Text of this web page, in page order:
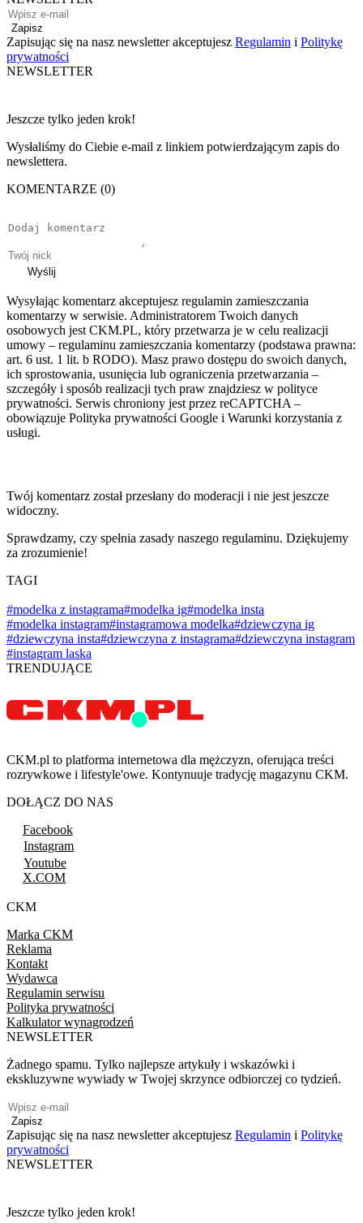
Zapisz
Zapisując się na nasz newsletter akceptujesz Regulamin i Politykę
prywatności
NEWSLETTER
Jeszcze tylko jeden krok!
Wysłaliśmy do Ciebie e-mail z linkiem potwierdzającym zapis do
newslettera.
KOMENTARZE (0)
Wyślij
Wysyłając komentarz akceptujesz regulamin zamieszczania
komentarzy w serwisie. Administratorem Twoich danych
osobowych jest CKM.PL, który przetwarza je w celu realizacji
umowy – regulaminu zamieszczania komentarzy (podstawa prawna:
art. 6 ust. 1 lit. b RODO). Masz prawo dostępu do swoich danych,
ich sprostowania, usunięcia lub ograniczenia przetwarzania –
szczegóły i sposób realizacji tych praw znajdziesz w polityce
prywatności. Serwis chroniony jest przez reCAPTCHA –
obowiązuje Polityka prywatności Google i Warunki korzystania z
usługi.
Twój komentarz został przesłany do moderacji i nie jest jeszcze
widoczny.
Sprawdzamy, czy spełnia zasady naszego regulaminu. Dziękujemy
za zrozumienie!
TAGI
#modelka z instagrama#modelka ig#modelka insta
#modelka instagram#instagramowa modelka#dziewczyna ig
#dziewczyna insta#dziewczyna z instagrama#dziewczyna instagram
#instagram laska
TRENDUJĄCE
CKM.pl to platforma internetowa dla mężczyzn, oferująca treści
rozrywkowe i lifestyle'owe. Kontynuuje tradycję magazynu CKM.
DOŁĄCZ DO NAS
Facebook
Instagram
Youtube
X.COM
CKM
Marka CKM
Reklama
Kontakt
Wydawca
Regulamin serwisu
Polityka prywatności
Kalkulator wynagrodzeń
NEWSLETTER
Żadnego spamu. Tylko najlepsze artykuły i wskazówki i
ekskluzywne wywiady w Twojej skrzynce odbiorczej co tydzień.
Zapisz
Zapisując się na nasz newsletter akceptujesz Regulamin i Politykę
prywatności
NEWSLETTER
Jeszcze tylko jeden krok!